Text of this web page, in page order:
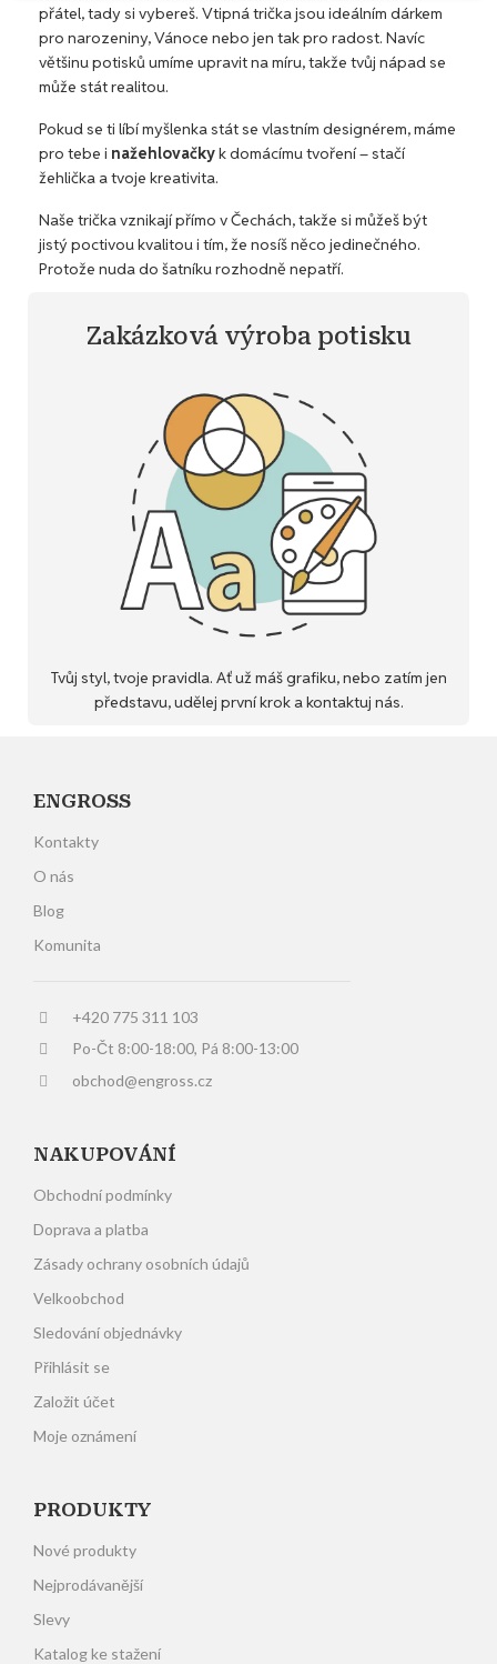
přátel, tady si vybereš. Vtipná trička jsou ideálním dárkem
pro narozeniny, Vánoce nebo jen tak pro radost. Navíc
většinu potisků umíme upravit na míru, takže tvůj nápad se
může stát realitou.
Pokud se ti líbí myšlenka stát se vlastním designérem, máme
pro tebe i nažehlovačkyk domácímu tvoření – stačí
žehlička a tvoje kreativita.
Naše trička vznikají přímo v Čechách, takže si můžeš být
jistý poctivou kvalitou i tím, že nosíš něco jedinečného.
Protože nuda do šatníku rozhodně nepatří.
Zakázková výroba potisku
Tvůj styl, tvoje pravidla. Ať už máš grafiku, nebo zatím jen
představu, udělej první krok a kontaktuj nás.
ENGROSS
Kontakty
O nás
Blog
Komunita
+420 775 311 103
Po-Čt 8:00-18:00, Pá 8:00-13:00
obchod@engross.cz
NAKUPOVÁNÍ
Obchodní podmínky
Doprava a platba
Zásady ochrany osobních údajů
Velkoobchod
Sledování objednávky
Přihlásit se
Založit účet
Moje oznámení
PRODUKTY
Nové produkty
Nejprodávanější
Slevy
Katalog ke stažení